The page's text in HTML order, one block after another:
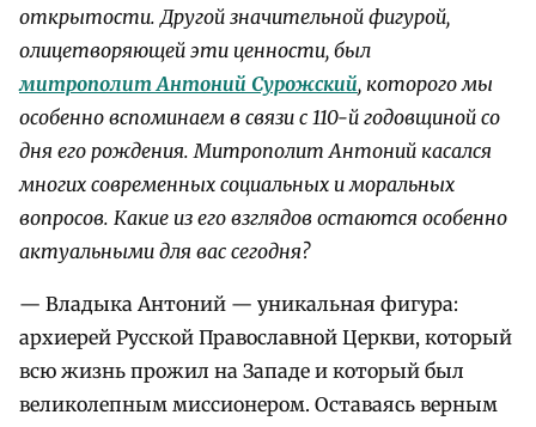
открытости. Другой значительной фигурой,
олицетворяющей эти ценности, был
митрополит Антоний Сурожский, которого мы
особенно вспоминаем в связи с 110-й годовщиной со
дня его рождения. Митрополит Антоний касался
многих современных социальных и моральных
вопросов. Какие из его взглядов остаются особенно
актуальными для вас сегодня?
— Владыка Антоний — уникальная фигура:
архиерей Русской Православной Церкви, который
всю жизнь прожил на Западе и который был
великолепным миссионером. Оставаясь верным